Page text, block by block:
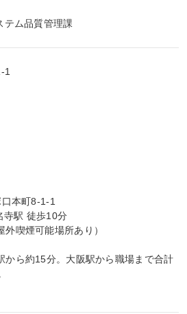
テム品質管理課
1
本町8-1-1
寺駅 徒歩10分
喫煙可能場所あり）
ら約15分。大阪駅から職場まで合計